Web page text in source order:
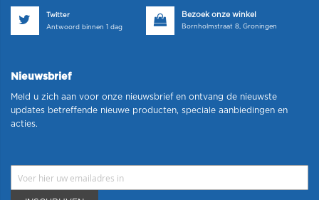
Twitter
Antwoord binnen 1 dag
Bezoek onze winkel
Bornholmstraat 8, Groningen
Nieuwsbrief
Meld u zich aan voor onze nieuwsbrief en ontvang de nieuwste
updates betreffende nieuwe producten, speciale aanbiedingen en
acties.